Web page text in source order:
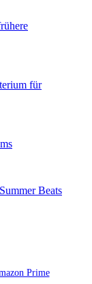
für
Beats
Prime